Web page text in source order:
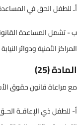
أـ للطفل الحق في
ب - تشمل المساعدة
المراكز الأمنية ودوائر
المادة (25)
مع مراعاة قانون حقوق
أ- للطفل ذي الإعاقـة